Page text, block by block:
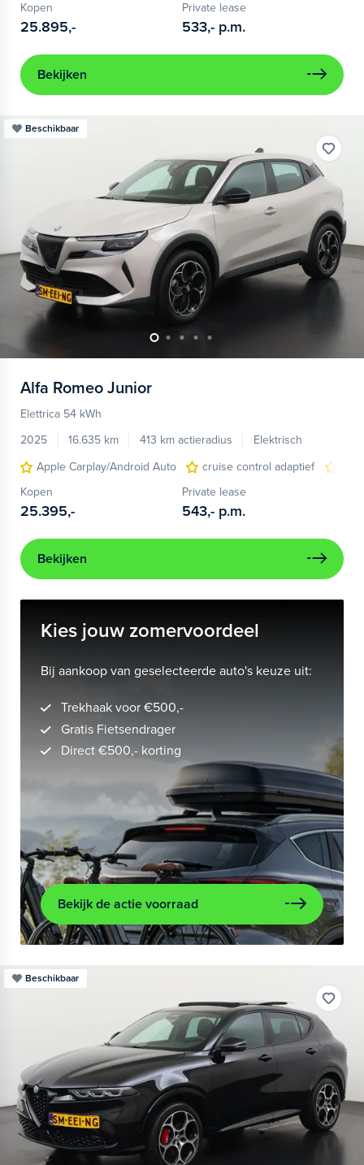
Kopen
25.895,-
Private lease
533,- p.m.
Bekijken
Beschikbaar
Alfa Romeo Junior
Elettrica 54 kWh
2025
16.635 km 413 km actieradius
Elektrisch
Apple Carplay/Android Auto
cruise control adaptief
Kopen
25.395,-
Private lease
543,- p.m.
Bekijken
Kies jouw zomervoordeel
Bij aankoop van geselecteerde auto's keuze uit:
Trekhaak voor €500,-
Gratis Fietsendrager
Direct €500,- korting
Bekijk de actie voorraad
Beschikbaar